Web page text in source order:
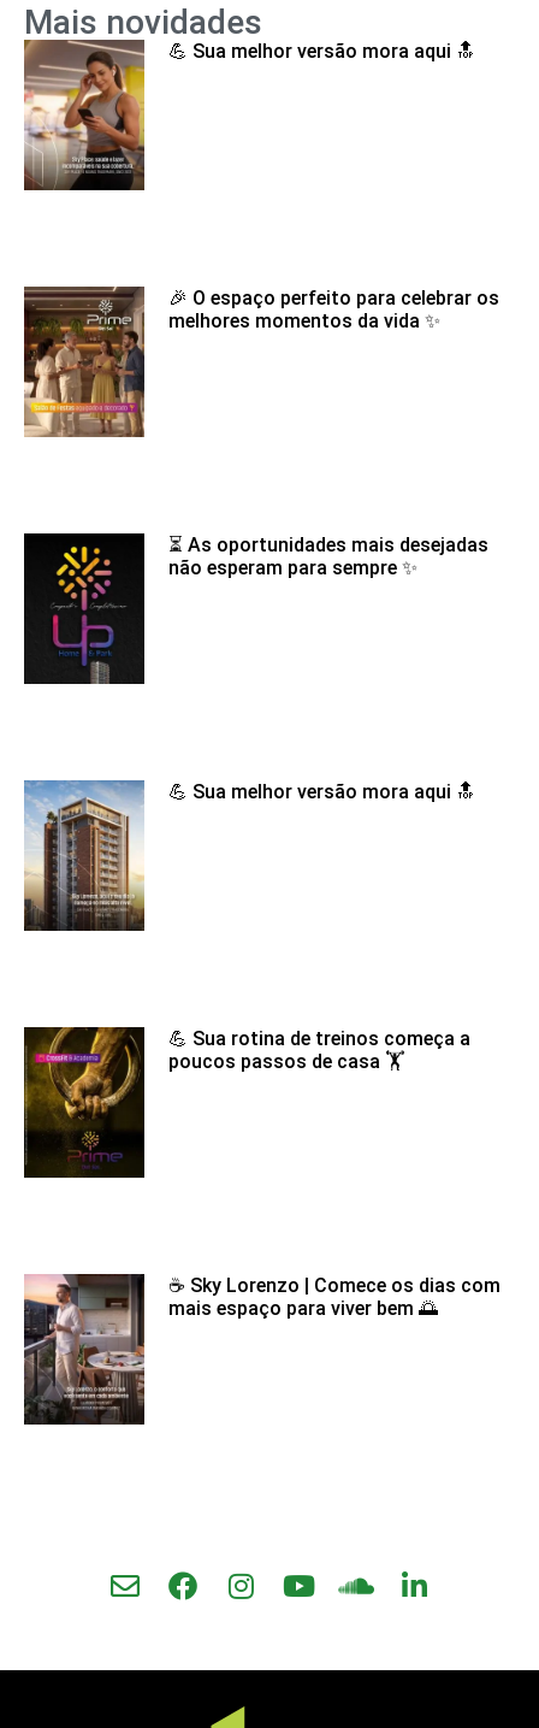
Mais novidades
💪 Sua melhor versão mora aqui 🔝
🎉 O espaço perfeito para celebrar os
melhores momentos da vida ✨
⏳ As oportunidades mais desejadas
não esperam para sempre ✨
💪 Sua melhor versão mora aqui 🔝
💪 Sua rotina de treinos começa a
poucos passos de casa 🏋️
☕ Sky Lorenzo | Comece os dias com
mais espaço para viver bem 🌅